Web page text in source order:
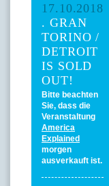
17.10.2018
. GRAN
TORINO /
DETROIT
IS SOLD
OUT!
Bitte beachten
Sie, dass die
Veranstaltung
America
Explained
morgen
ausverkauft ist.